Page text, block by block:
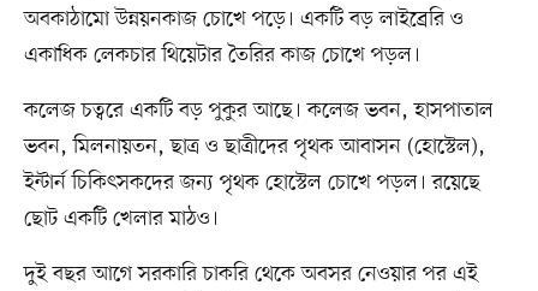
অবকাঠামো উন্নয়নকাজ চোখে পড়ে। একটি বড় লাইব্রেরি ও
একাধিক লেকচার থিয়েটার তৈরির কাজ চোখে পড়ল।
কলেজ চত্বরে একটি বড় পুকুর আছে। কলেজ ভবন, হাসপাতাল
ভবন, মিলনায়তন, ছাত্র ও ছাত্রীদের পৃথক আবাসন (হোস্টেল),
ইন্টার্ন চিকিৎসকদের জন্য পৃথক হোস্টেল চোখে পড়ল। রয়েছে
ছোট একটি খেলার মাঠও।
দুই বছর আগে সরকারি চাকরি থেকে অবসর নেওয়ার পর এই